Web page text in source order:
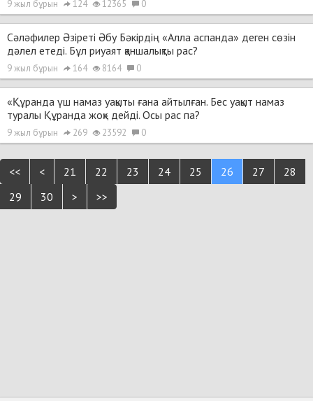
9 жыл бұрын 124 12365 0
Сәләфилер Әзіреті Әбу Бәкірдің «Алла аспанда» деген сөзін
дәлел етеді. Бұл риуаят қаншалықты рас?
9 жыл бұрын 164 8164 0
«Құранда үш намаз уақыты ғана айтылған. Бес уақыт намаз
туралы Құранда жоқ» дейді. Осы рас па?
9 жыл бұрын 269 23592 0
<< < 21 22 23 24 25 26 27
28
29
30 > >>